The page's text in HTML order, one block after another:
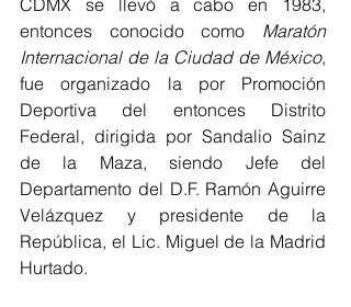
CDMX se llevó a cabo en 1983,
entonces conocido como Maratón
Internacional de la Ciudad de México,
fue organizado la por Promoción
Deportiva del entonces Distrito
Federal, dirigida por Sandalio Sainz
de la Maza, siendo Jefe del
Departamento del D.F. Ramón Aguirre
Velázquez y presidente de la
República, el Lic. Miguel de la Madrid
Hurtado.